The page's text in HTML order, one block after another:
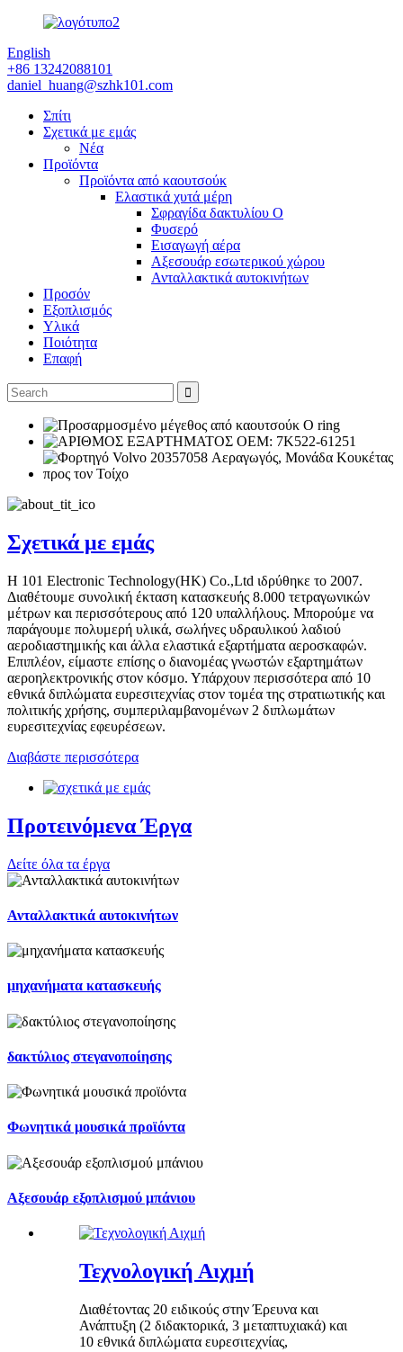
English
+86 13242088101
daniel_huang@szhk101.com
Σπίτι
Σχετικά με εμάς
Νέα
Προϊόντα
Προϊόντα από καουτσούκ
Ελαστικά χυτά μέρη
Σφραγίδα δακτυλίου Ο
Φυσερό
Εισαγωγή αέρα
Αξεσουάρ εσωτερικού χώρου
Ανταλλακτικά αυτοκινήτων
Προσόν
Εξοπλισμός
Υλικά
Ποιότητα
Επαφή
Σχετικά με εμάς
Η 101 Electronic Technology(HK) Co.,Ltd ιδρύθηκε το 2007.
Διαθέτουμε συνολική έκταση κατασκευής 8.000 τετραγωνικών
μέτρων και περισσότερους από 120 υπαλλήλους. Μπορούμε να
παράγουμε πολυμερή υλικά, σωλήνες υδραυλικού λαδιού
αεροδιαστημικής και άλλα ελαστικά εξαρτήματα αεροσκαφών.
Επιπλέον, είμαστε επίσης ο διανομέας γνωστών εξαρτημάτων
αεροηλεκτρονικής στον κόσμο. Υπάρχουν περισσότερα από 10
εθνικά διπλώματα ευρεσιτεχνίας στον τομέα της στρατιωτικής και
πολιτικής χρήσης, συμπεριλαμβανομένων 2 διπλωμάτων
ευρεσιτεχνίας εφευρέσεων.
Διαβάστε περισσότερα
Προτεινόμενα Έργα
Δείτε όλα τα έργα
Ανταλλακτικά αυτοκινήτων
μηχανήματα κατασκευής
δακτύλιος στεγανοποίησης
Φωνητικά μουσικά προϊόντα
Αξεσουάρ εξοπλισμού μπάνιου
Τεχνολογική Αιχμή
Διαθέτοντας 20 ειδικούς στην Έρευνα και
Ανάπτυξη (2 διδακτορικά, 3 μεταπτυχιακά) και
10 εθνικά διπλώματα ευρεσιτεχνίας,